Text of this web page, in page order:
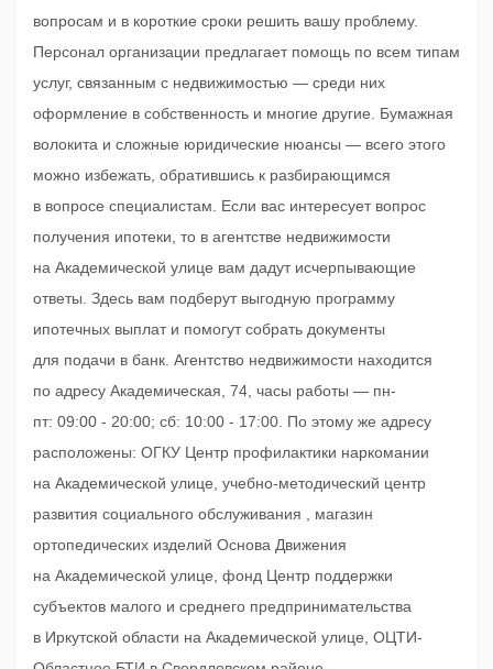
вопросам и в короткие сроки решить вашу проблему.
Персонал организации предлагает помощь по всем типам
услуг, связанным с недвижимостью — среди них
оформление в собственность и многие другие. Бумажная
волокита и сложные юридические нюансы — всего этого
можно избежать, обратившись к разбирающимся
в вопросе специалистам. Если вас интересует вопрос
получения ипотеки, то в агентстве недвижимости
на Академической улице вам дадут исчерпывающие
ответы. Здесь вам подберут выгодную программу
ипотечных выплат и помогут собрать документы
для подачи в банк. Агентство недвижимости находится
по адресу Академическая, 74, часы работы — пн-
пт: 09:00 - 20:00; сб: 10:00 - 17:00. По этому же адресу
расположены: ОГКУ Центр профилактики наркомании
на Академической улице, учебно-методический центр
развития социального обслуживания , магазин
ортопедических изделий Основа Движения
на Академической улице, фонд Центр поддержки
субъектов малого и среднего предпринимательства
в Иркутской области на Академической улице, ОЦТИ-